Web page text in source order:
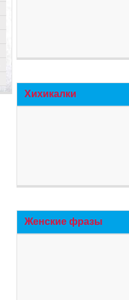
Хихикалки
Женские фразы